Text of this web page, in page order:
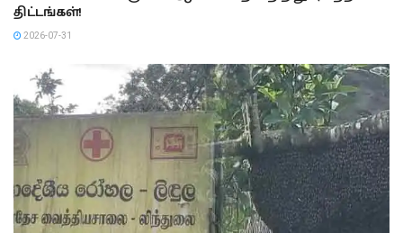
திட்டங்கள்!
2026-07-31